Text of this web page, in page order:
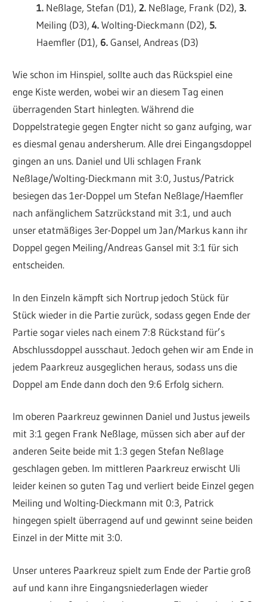
1. Neßlage, Stefan (D1),2. Neßlage, Frank (D2), 3.
Meiling (D3),4.Wolting-Dieckmann (D2), 5.
Haemfler (D1), 6.Gansel, Andreas (D3)
Wie schon im Hinspiel, sollte auch das Rückspiel eine
enge Kiste werden, wobei wir an diesem Tag einen
überragenden Start hinlegten. Während die
Doppelstrategie gegen Engter nicht so ganz aufging, war
es diesmal genau andersherum. Alle drei Eingangsdoppel
gingen an uns. Daniel und Uli schlagen Frank
Neßlage/Wolting-Dieckmann mit 3:0, Justus/Patrick
besiegen das 1er-Doppel um Stefan Neßlage/Haemfler
nach anfänglichem Satzrückstand mit 3:1, und auch
unser etatmäßiges 3er-Doppel um Jan/Markus kann ihr
Doppel gegen Meiling/Andreas Gansel mit 3:1 für sich
entscheiden.
In den Einzeln kämpft sich Nortrup jedoch Stück für
Stück wieder in die Partie zurück, sodass gegen Ende der
Partie sogar vieles nach einem 7:8 Rückstand für’s
Abschlussdoppel ausschaut. Jedoch gehen wir am Ende in
jedem Paarkreuz ausgeglichen heraus, sodass uns die
Doppel am Ende dann doch den 9:6 Erfolg sichern.
Im oberen Paarkreuz gewinnen Daniel und Justus jeweils
mit 3:1 gegen Frank Neßlage, müssen sich aber auf der
anderen Seite beide mit 1:3 gegen Stefan Neßlage
geschlagen geben. Im mittleren Paarkreuz erwischt Uli
leider keinen so guten Tag und verliert beide Einzel gegen
Meiling und Wolting-Dieckmann mit 0:3, Patrick
hingegen spielt überragend auf und gewinnt seine beiden
Einzel in der Mitte mit 3:0.
Unser unteres Paarkreuz spielt zum Ende der Partie groß
auf und kann ihre Eingangsniederlagen wieder